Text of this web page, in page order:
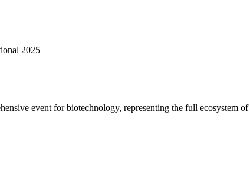
2025
event for biotechnology, representing the full ecosystem